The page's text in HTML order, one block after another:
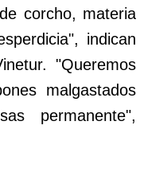
corcho, materia
indican
"Queremos
malgastados
permanente",